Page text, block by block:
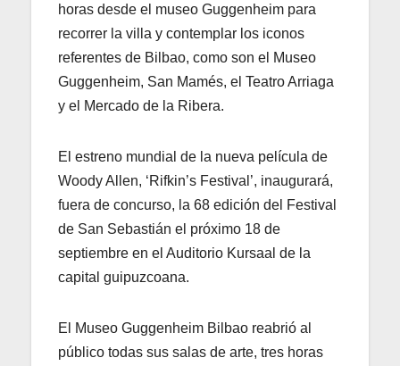
horas desde el museo Guggenheim para
recorrer la villa y contemplar los iconos
referentes de Bilbao, como son el Museo
Guggenheim, San Mamés, el Teatro Arriaga
y el Mercado de la Ribera.
El estreno mundial de la nueva película de
Woody Allen, ‘Rifkin’s Festival’, inaugurará,
fuera de concurso, la 68 edición del Festival
de San Sebastián el próximo 18 de
septiembre en el Auditorio Kursaal de la
capital guipuzcoana.
El Museo Guggenheim Bilbao reabrió al
público todas sus salas de arte, tres horas